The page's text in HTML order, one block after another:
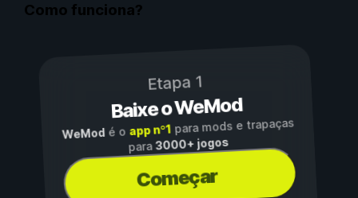
Como funciona?
Etapa 1
Baixe o WeMod
WeModé o app nº1para mods e trapaças
para3000+ jogos
Começar